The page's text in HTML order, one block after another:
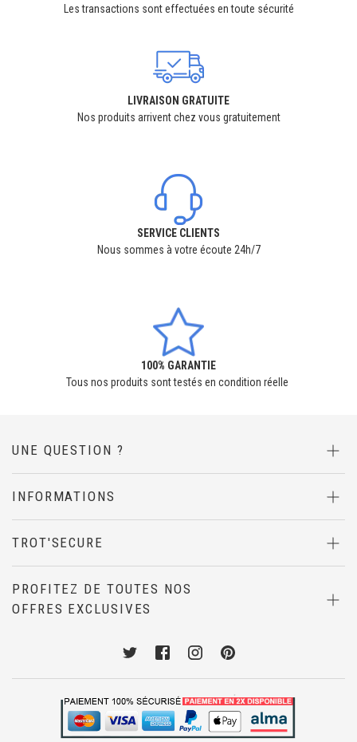
Les transactions sont effectuées en toute sécurité
LIVRAISON GRATUITE
Nos produits arrivent chez vous gratuitement
SERVICE CLIENTS
Nous sommes à votre écoute 24h/7
100% GARANTIE
Tous nos produits sont testés en condition réelle
UNE QUESTION ?
INFORMATIONS
TROT'SECURE
PROFITEZ DE TOUTES NOS
OFFRES EXCLUSIVES